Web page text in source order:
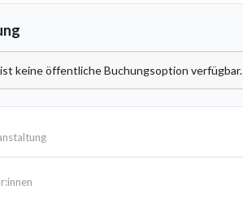
keine öffentliche Buchungsoption verfügbar.